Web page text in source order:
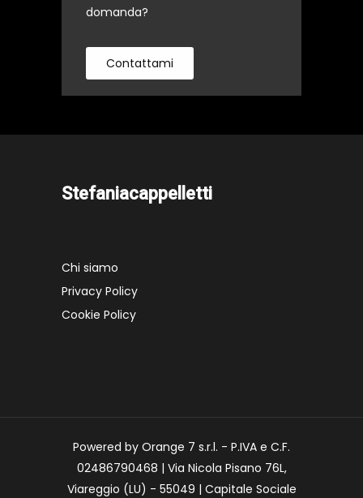
domanda?
Contattami
Stefaniacappelletti
Chi siamo
Privacy Policy
Cookie Policy
Powered by Orange 7 s.r.l. - P.IVA e C.F.
02486790468 | Via Nicola Pisano 76L,
Viareggio (LU) - 55049 | Capitale Sociale